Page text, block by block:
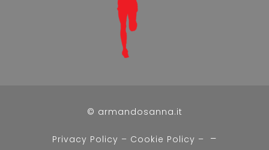
© armandosanna.it
Privacy Policy – Cookie Policy –
–